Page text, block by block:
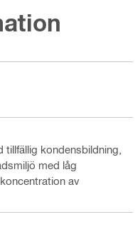
tillfällig kondensbildning,
med låg
av